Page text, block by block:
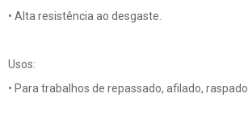
• Alta resistência ao desgaste.
Usos:
• Para trabalhos de repassado, afilado,